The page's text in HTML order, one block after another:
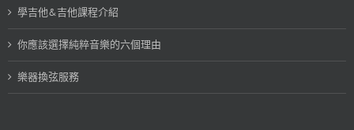
學吉他&吉他課程介紹
你應該選擇純粹音樂的六個理由
樂器換弦服務